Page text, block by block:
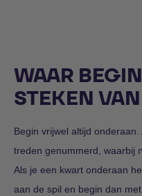
WAAR
STEKEN
Begin vrijwel altijd
treden genummerd, waarbij
Als je een kwart onderaan
aan de spil en begin dan